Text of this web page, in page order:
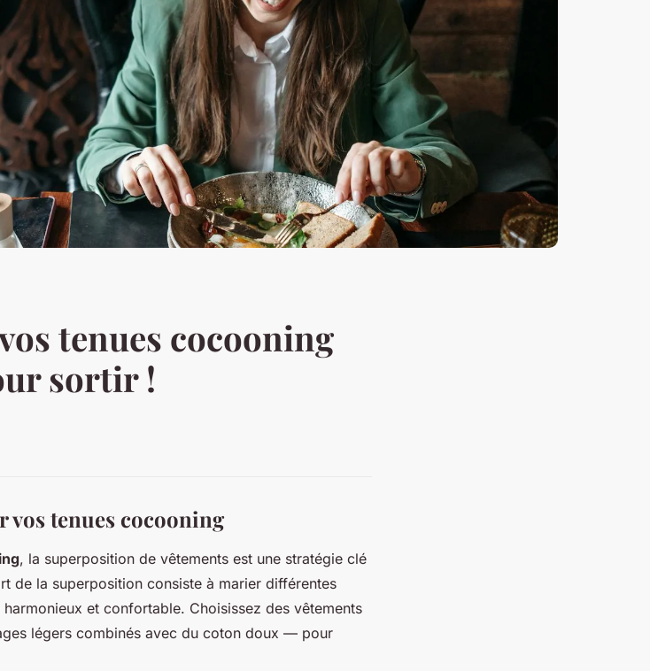
tenues cocooning
sortir !
vos tenues cocooning
, la superposition de vêtements est une stratégie clé
de la superposition consiste à marier différentes
et confortable. Choisissez des vêtements
légers combinés avec du coton doux — pour